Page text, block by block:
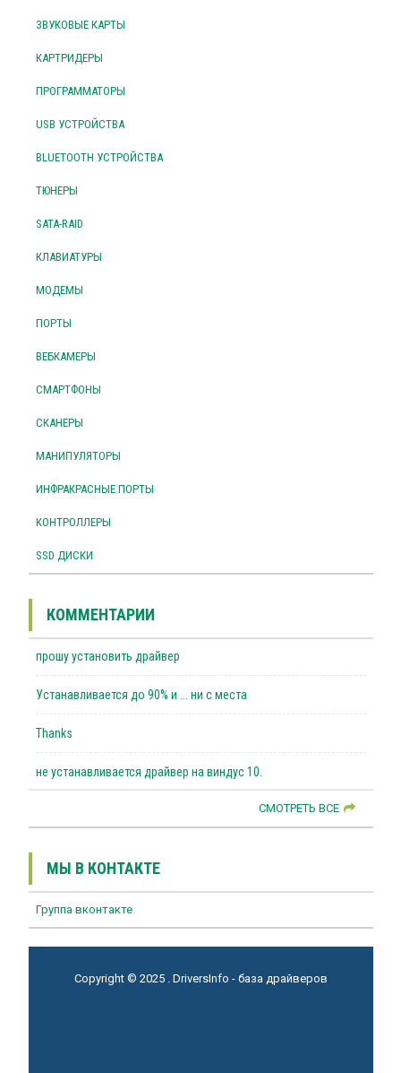
ЗВУКОВЫЕ КАРТЫ
КАРТРИДЕРЫ
ПРОГРАММАТОРЫ
USB УСТРОЙСТВА
BLUETOOTH УСТРОЙСТВА
ТЮНЕРЫ
SATA-RAID
КЛАВИАТУРЫ
МОДЕМЫ
ПОРТЫ
ВЕБКАМЕРЫ
СМАРТФОНЫ
СКАНЕРЫ
МАНИПУЛЯТОРЫ
ИНФРАКРАСНЫЕ ПОРТЫ
КОНТРОЛЛЕРЫ
SSD ДИСКИ
КОММЕНТАРИИ
прошу установить драйвер
Устанавливается до 90% и ... ни с места
Thanks
не устанавливается драйвер на виндус 10.
СМОТРЕТЬ ВСЕ
МЫ В КОНТАКТЕ
Группа вконтакте
Copyright © 2025 . DriversInfo - база драйверов